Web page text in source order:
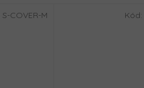
S-COVER-M Kód: